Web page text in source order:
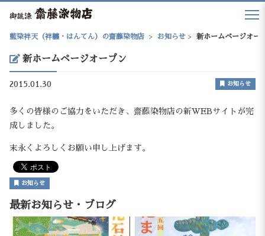
藍染袢天（袢纏・はんてん）の齋藤染物店 > お知らせ > 新ホームページオー
新ホームページオープン
2015.01.30 お知らせ
多くの皆様のご協力をいただき、齋藤染物店の新WEBサイトが完
成しました。
末永くよろしくお願い申し上げます。
お知らせ
最新お知らせ・ブログ